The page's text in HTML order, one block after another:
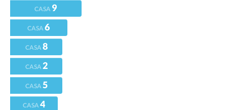
CASA 9
CASA6
CASA8
CASA2
CASA5
CASA4